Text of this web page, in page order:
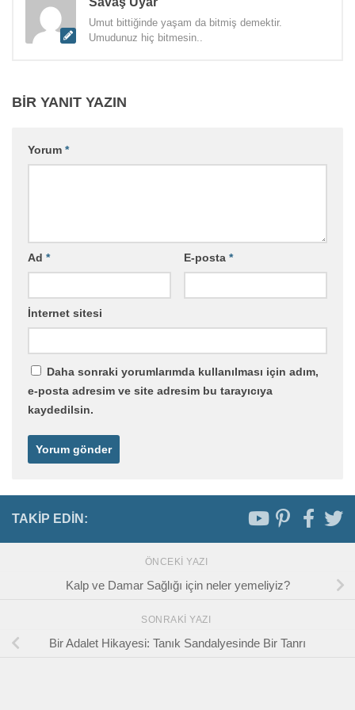
Umut bittiğinde yaşam da bitmiş demektir.
Umudunuz hiç bitmesin..
BIR YANIT YAZIN
Yorum *
Ad * E-posta *
İnternet sitesi
Daha sonraki yorumlarımda kullanılması için adım,
e-posta adresim ve site adresim bu tarayıcıya
kaydedilsin.
TAKIP EDIN:
ÖNCEKI YAZI
Kalp ve Damar Sağlığı için neler yemeliyiz?
SONRAKI YAZI
Bir Adalet Hikayesi: Tanık Sandalyesinde Bir Tanrı